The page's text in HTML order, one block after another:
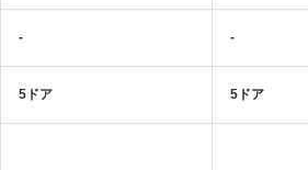
-
5ドア
-
5ドア